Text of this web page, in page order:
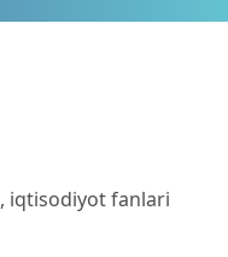
, iqtisodiyot fanlari